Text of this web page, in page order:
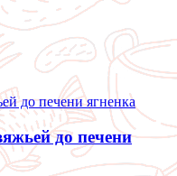
до печени